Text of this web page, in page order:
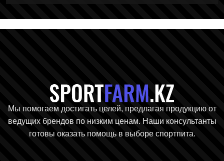
Главная
Мы помогаем достигать целей, предлагая продукцию от
ведущих брендов по низким ценам. Наши консультанты
готовы оказать помощь в выборе спортпита.